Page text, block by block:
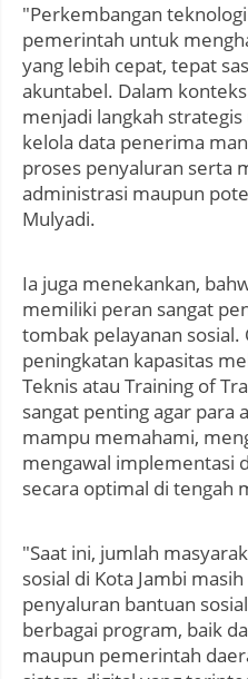
"Perkembangan
pemerintah untuk
yang lebih cepat, tepat
akuntabel. Dalam
menjadi langkah
kelola data penerima
proses penyaluran serta
administrasi maupun
Mulyadi.
Ia juga menekankan,
memiliki peran sangat
tombak pelayanan sosial.
peningkatan kapasitas
Teknis atau Training of
sangat penting agar para
mampu memahami,
mengawal implementasi
secara optimal di tengah
"Saat ini, jumlah
sosial di Kota Jambi
penyaluran bantuan
berbagai program, baik
maupun pemerintah